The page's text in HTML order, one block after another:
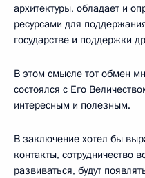
архитектуры, обладает и
ресурсами для
государстве и поддержки
В этом смысле тот обмен
состоялся с Его
интересным и полезным.
В заключение хотел бы
контакты, сотрудничество
развиваться, будут